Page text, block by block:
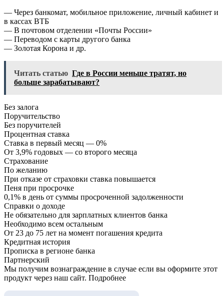
— Через банкомат, мобильное приложение, личный кабинет и
в кассах ВТБ
— В почтовом отделении «Почты России»
— Переводом с карты другого банка
— Золотая Корона и др.
Читать статью Где в России меньше тратят, но
больше зарабатывают?
Без залога
Поручительство
Без поручителей
Процентная ставка
Ставка в первый месяц — 0%
От 3,9% годовых — со второго месяца
Страхование
По желанию
При отказе от страховки ставка повышается
Пеня при просрочке
0,1% в день от суммы просроченной задолженности
Справки о доходе
Не обязательно для зарплатных клиентов банка
Необходимо всем остальным
От 23 до 75 лет на момент погашения кредита
Кредитная история
Прописка в регионе банка
Партнерский
Мы получим вознаграждение в случае если вы оформите этот
продукт через наш сайт. Подробнее